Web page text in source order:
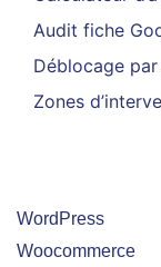
Audit fiche
Déblocage
Zones
WordPress
Woocommerce